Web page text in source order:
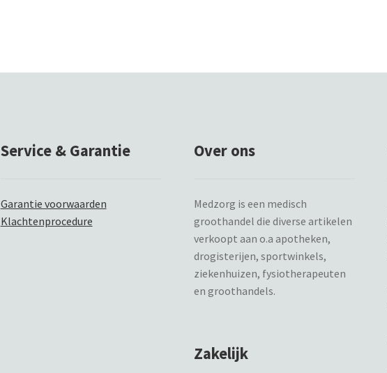
Service & Garantie
Garantie voorwaarden
Klachtenprocedure
Over ons
Medzorg is een medisch
groothandel die diverse artikelen
verkoopt aan o.a apotheken,
drogisterijen, sportwinkels,
ziekenhuizen, fysiotherapeuten
en groothandels.
Zakelijk